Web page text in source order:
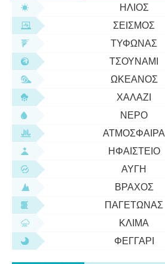
ΉΛΙΟΣ
ΣΕΙΣΜΌΣ
ΤΥΦΏΝΑΣ
ΤΣΟΥΝΆΜΙ
ΩΚΕΑΝΌΣ
ΧΑΛΆΖΙ
ΝΕΡΌ
ΑΤΜΌΣΦΑΙΡΑ
ΗΦΑΊΣΤΕΙΟ
ΑΥΓΉ
ΒΡΆΧΟΣ
ΠΑΓΕΤΏΝΑΣ
ΚΛΊΜΑ
ΦΕΓΓΆΡΙ